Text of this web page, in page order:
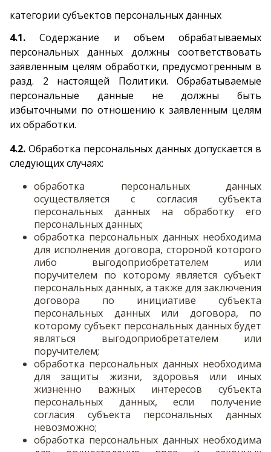
категории субъектов персональных данных
4.1.Содержание и объем обрабатываемых
персональных данных должны соответствовать
заявленным целям обработки, предусмотренным в
разд. 2 настоящей Политики. Обрабатываемые
персональные данные не должны быть
избыточными по отношению к заявленным целям
их обработки.
4.2. Обработка персональных данных допускается в
следующих случаях:
обработка персональных данных
осуществляется с согласия субъекта
персональных данных на обработку его
персональных данных;
обработка персональных данных необходима
для исполнения договора, стороной которого
либо выгодоприобретателем или
поручителем по которому является субъект
персональных данных, а также для заключения
договора по инициативе субъекта
персональных данных или договора, по
которому субъект персональных данных будет
являться выгодоприобретателем или
поручителем;
обработка персональных данных необходима
для защиты жизни, здоровья или иных
жизненно важных интересов субъекта
персональных данных, если получение
согласия субъекта персональных данных
невозможно;
обработка персональных данных необходима